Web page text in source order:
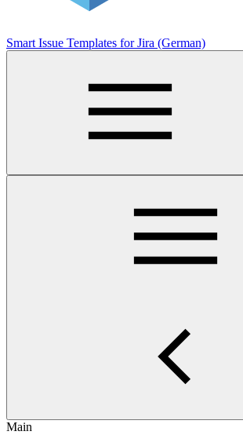
Smart Issue Templates for Jira (German)
Main